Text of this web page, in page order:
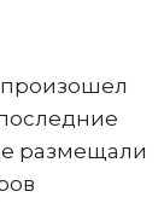
размещали